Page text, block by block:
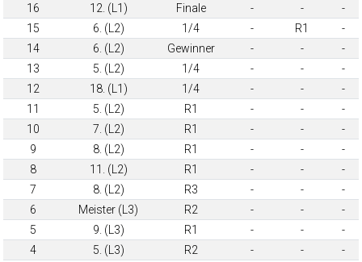
16
12. (L1) Finale - -
-
15
6. (L2) 1/4 - R1
-
14
6. (L2) Gewinner - -
-
13
5. (L2) 1/4 - -
-
12
18. (L1) 1/4 - -
-
11
5. (L2) R1 - -
-
10
7. (L2) R1 - -
-
9
8. (L2) R1 - -
-
8
11. (L2) R1 - -
-
7
8. (L2) R3 - -
-
6
Meister (L3) R2 - -
-
5
9. (L3) R1 - -
-
4
5. (L3) R2 - -
-